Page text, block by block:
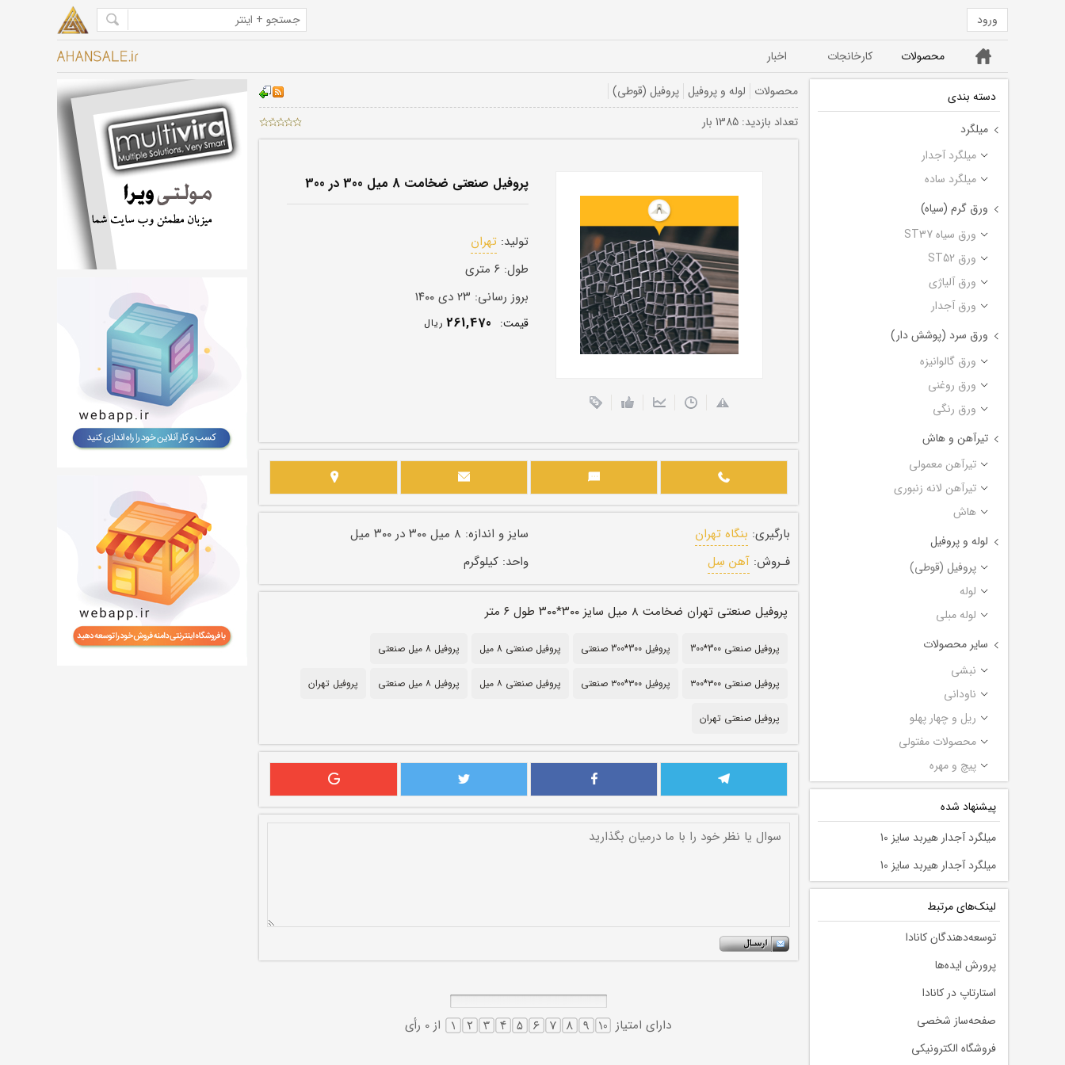
ورود
خانه محصولات کارخانجات اخبار
دسته بندی
میلگرد
میلگرد آجدار
میلگرد ساده
ورق گرم (سیاه)
ورق سیاه ST37
ورق ST52
ورق آلیاژی
ورق آجدار
ورق سرد (پوشش دار)
ورق گالوانیزه
ورق روغنی
ورق رنگی
تیرآهن و هاش
تیرآهن معمولی
تیرآهن لانه زنبوری
هاش
لوله و پروفیل
پروفیل (قوطی)
لوله
لوله مبلی
سایر محصولات
نبشی
ناودانی
ریل و چهار پهلو
محصولات مفتولی
پیچ و مهره
پیشنهاد شده
میلگرد آجدار هیربد سایز 10
میلگرد آجدار هیربد سایز 10
لينك‌های مرتبط
توسعه‌دهندگان کانادا
پرورش ایده‌ها
استارتاپ در کانادا
صفحه‌ساز شخصی
فروشگاه الکترونیکی
محصولات لوله و پروفیل پروفیل (قوطی)
تعداد بازديد: 1385 بار
پروفیل صنعتی ضخامت 8 میل 300 در 300
تولید: تهران
طول: ۶ متری
بروز رسانی: ۲۳ دی ۱۴۰۰
قيمت: 261,470 ريال
بارگیری: بنگاه تهران
فـروش: آهن سِل
سایز و اندازه: ۸ میل ۳۰۰ در ۳۰۰ میل
واحد: کیلوگرم
پروفیل صنعتی تهران ضخامت ۸ میل سایز ۳۰۰*۳۰۰ طول ۶ متر
پروفیل صنعتی 300*300 پروفیل 300*300 صنعتی پروفیل صنعتی 8 میل پروفیل 8 میل صنعتی
پروفیل صنعتی ۳۰۰*۳۰۰ پروفیل ۳۰۰*۳۰۰ صنعتی پروفیل صنعتی ۸ میل پروفیل ۸ میل صنعتی پروفیل تهران
پروفیل صنعتی تهران
دارای امتیاز از 0 رأی